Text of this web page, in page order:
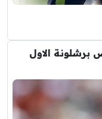
الاول